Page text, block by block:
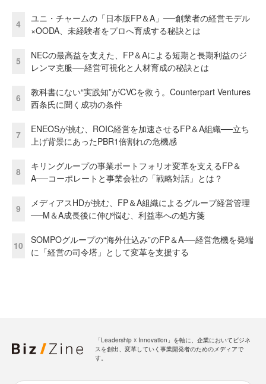
4
ユニ・チャームの「日本版FP＆A」──創業者の経営モデル
×OODA、未経験者をプロへ育成する秘訣とは
5
NECの最高益を支えた、FP＆Aによる短期と長期利益のジ
レンマ克服──経営可視化と人材育成の秘訣とは
6
教科書にない“実践知”がCVCを救う。Counterpart Ventures
西条氏に聞く成功の条件
7
ENEOSが挑む、ROIC経営を加速させるFP＆A組織──立ち
上げ背景にあったPBR1倍割れの危機感
8
キリングループの事業ポートフォリオ変革を支えるFP＆
A──コーポレートと事業会社の「戦略対話」とは？
9
メディアスHDが挑む、FP＆A組織によるグループ経営管理
──M＆A成長後に伸び悩む、利益率への処方箋
10
SOMPOグループの“海外仕込み”のFP＆A──経営危機を発端
に「経営の司令塔」として変革を支援する
「Leadership ☓ Innovation」を軸に、企業においてビジネ
スを創出、変革していく事業開発者のためのメディアで
す。